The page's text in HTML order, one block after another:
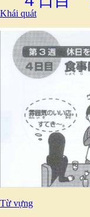
Khái quát
Từ vựng